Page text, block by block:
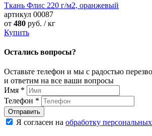
Ткань Флис 220 г/м2, оранжевый
артикул 00087
от 480 руб. / кг
Купить
Остались вопросы?
Оставьте телефон и мы с радостью
и ответим на все ваши вопросы
Имя *
Телефон *
Я согласен на обработку